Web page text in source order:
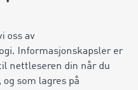
oss av
Informasjonskapsler er
nettleseren din når du
som lagres på